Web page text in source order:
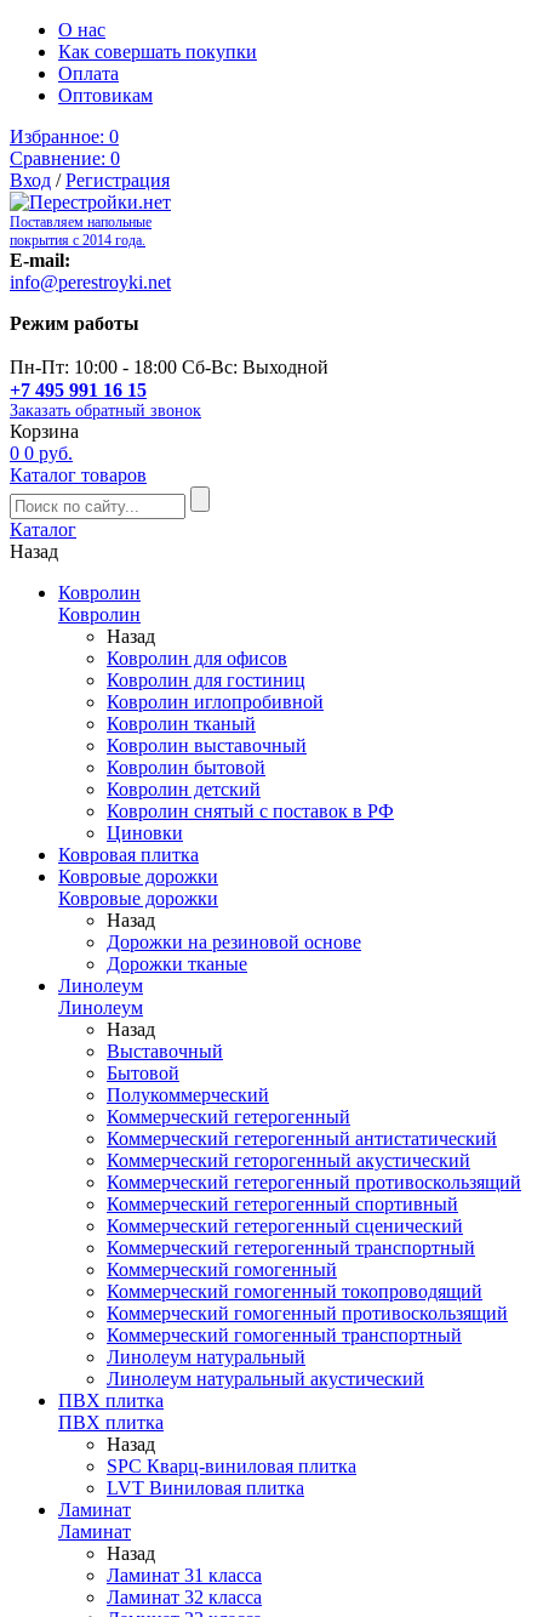
О нас
Как совершать покупки
Оплата
Оптовикам
Избранное: 0
Сравнение: 0
Вход /Регистрация
Поставляем напольные
покрытия с 2014 года.
E-mail:
info@perestroyki.net
Режим работы
Пн-Пт: 10:00 - 18:00 Сб-Вс: Выходной
+7 495 991 16 15
Заказать обратный звонок
Корзина
0 0 руб.
Каталог товаров
Каталог
Назад
Ковролин
Ковролин
Назад
Ковролин для офисов
Ковролин для гостиниц
Ковролин иглопробивной
Ковролин тканый
Ковролин выставочный
Ковролин бытовой
Ковролин детский
Ковролин снятый с поставок в РФ
Циновки
Ковровая плитка
Ковровые дорожки
Ковровые дорожки
Назад
Дорожки на резиновой основе
Дорожки тканые
Линолеум
Линолеум
Назад
Выставочный
Бытовой
Полукоммерческий
Коммерческий гетерогенный
Коммерческий гетерогенный антистатический
Коммерческий геторогенный акустический
Коммерческий гетерогенный противоскользящий
Коммерческий гетерогенный спортивный
Коммерческий гетерогенный сценический
Коммерческий гетерогенный транспортный
Коммерческий гомогенный
Коммерческий гомогенный токопроводящий
Коммерческий гомогенный противоскользящий
Коммерческий гомогенный транспортный
Линолеум натуральный
Линолеум натуральный акустический
ПВХ плитка
ПВХ плитка
Назад
SPC Кварц-виниловая плитка
LVT Виниловая плитка
Ламинат
Ламинат
Назад
Ламинат 31 класса
Ламинат 32 класса